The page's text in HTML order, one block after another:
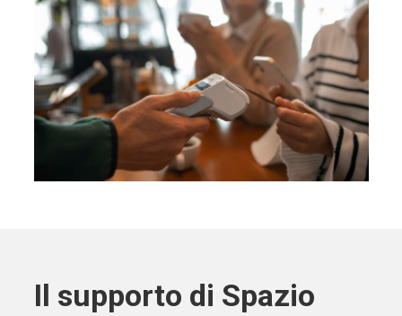
Il supporto di Spazio